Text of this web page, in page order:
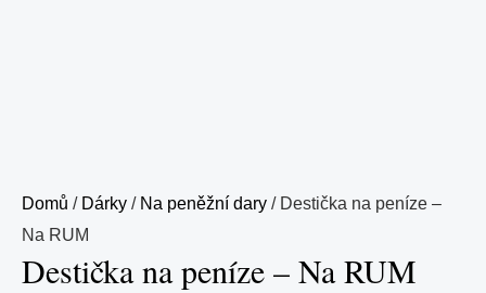
Domů / Dárky / Na peněžní dary / Destička na peníze –
Na RUM
Destička na peníze – Na RUM